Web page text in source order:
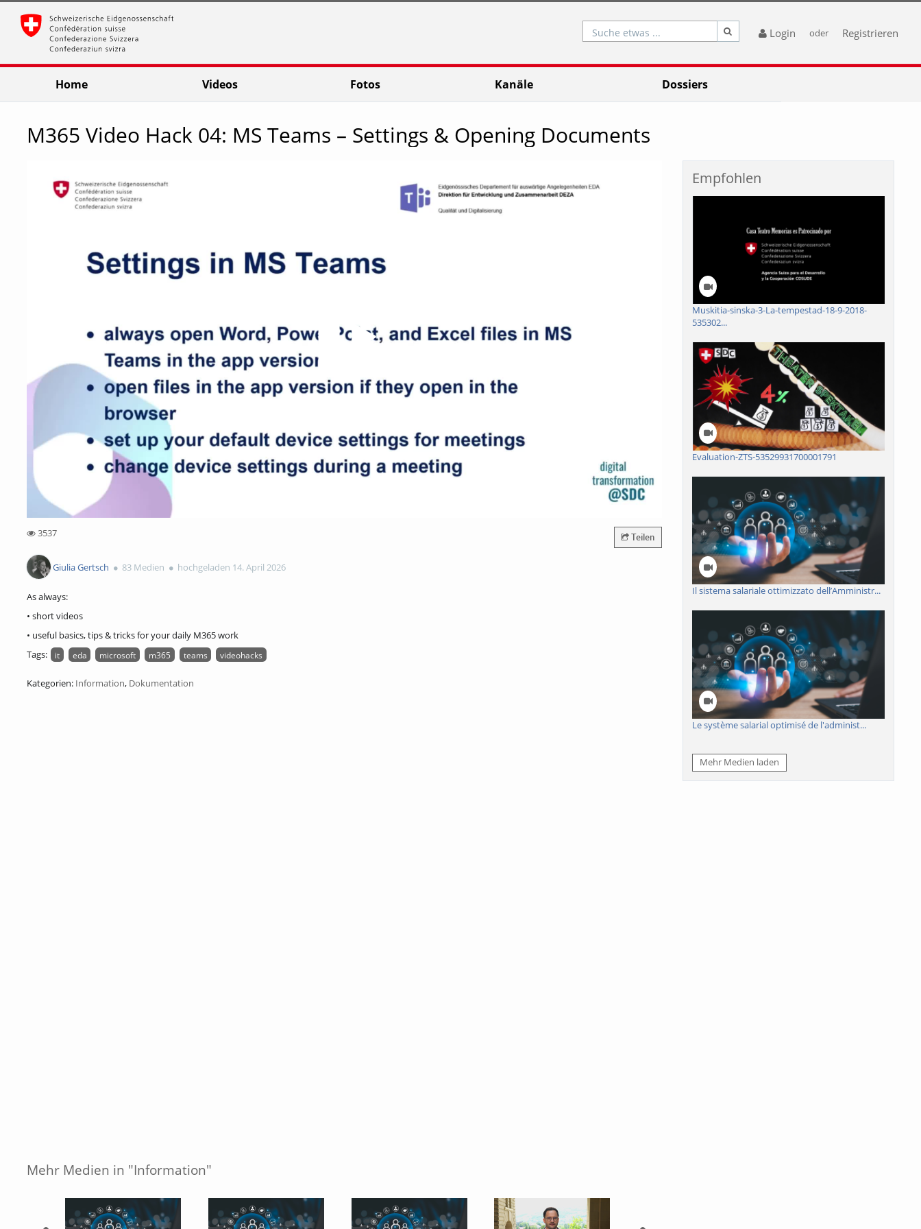
Suche etwas ... Login oder Registrieren
Home Videos Fotos Kanäle Dossiers
M365 Video Hack 04: MS Teams – Settings & Opening Documents
3537
Teilen
Giulia Gertsch 83 Medien hochgeladen 14. April 2026
As always:
• short videos
• useful basics, tips & tricks for your daily M365 work
Tags:
it eda microsoft m365 teams videohacks
Kategorien: Information, Dokumentation
Mehr Medien in "Information"
Empfohlen
Muskitia-sinska-3-La-tempestad-18-9-2018-
535302...
Evaluation-ZTS-53529931700001791
Il sistema salariale ottimizzato dell’Amministr...
Le système salarial optimisé de l'administ...
Mehr Medien laden